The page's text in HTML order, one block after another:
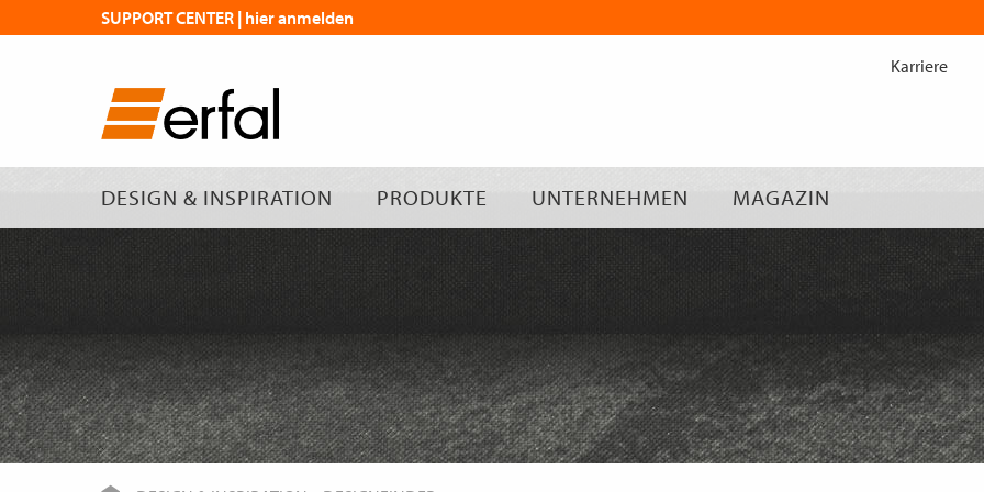
Inhalt
DESIGN & INSPIRATION PRODUKTE UNTERNEHMEN MAGAZIN
Karriere
SUPPORT CENTER | hier anmelden